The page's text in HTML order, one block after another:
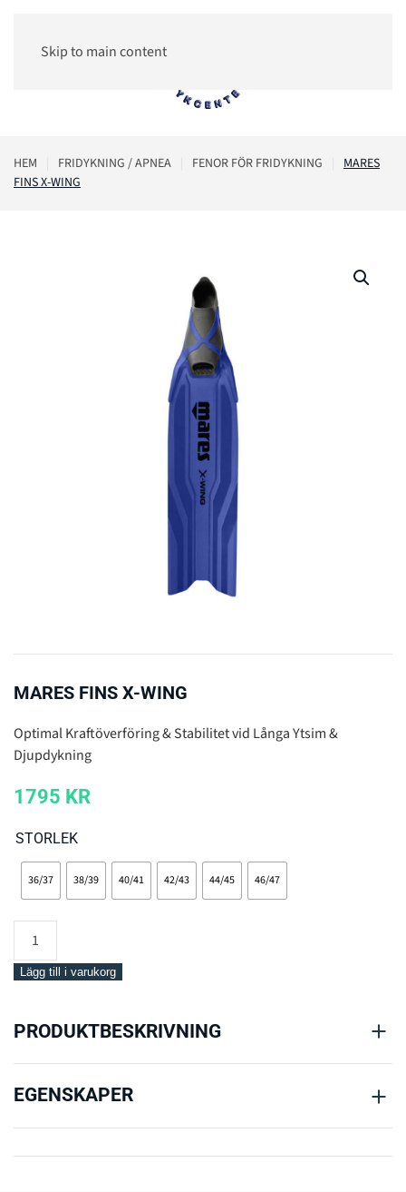
Skip to main content
HEM FRIDYKNING / APNEA FENOR FÖR FRIDYKNING
MARES
FINS X-WING
MARES FINS X-WING
Optimal Kraftöverföring & Stabilitet vid Långa Ytsim &
Djupdykning
1795 KR
STORLEK
36/37 38/39 40/41 42/43 44/45 46/47
Mares
X-Lägg till i varukorg
PRODUKTBESKRIVNING
EGENSKAPER